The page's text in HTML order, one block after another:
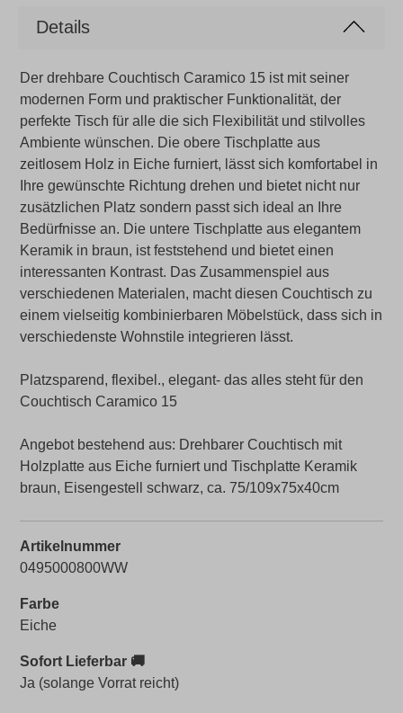
Details
Der drehbare Couchtisch Caramico 15 ist mit seiner
modernen Form und praktischer Funktionalität, der
perfekte Tisch für alle die sich Flexibilität und stilvolles
Ambiente wünschen. Die obere Tischplatte aus
zeitlosem Holz in Eiche furniert, lässt sich komfortabel in
Ihre gewünschte Richtung drehen und bietet nicht nur
zusätzlichen Platz sondern passt sich ideal an Ihre
Bedürfnisse an. Die untere Tischplatte aus elegantem
Keramik in braun, ist feststehend und bietet einen
interessanten Kontrast. Das Zusammenspiel aus
verschiedenen Materialen, macht diesen Couchtisch zu
einem vielseitig kombinierbaren Möbelstück, dass sich in
verschiedenste Wohnstile integrieren lässt.
Platzsparend, flexibel., elegant- das alles steht für den
Couchtisch Caramico 15
Angebot bestehend aus: Drehbarer Couchtisch mit
Holzplatte aus Eiche furniert und Tischplatte Keramik
braun, Eisengestell schwarz, ca. 75/109x75x40cm
Artikelnummer
0495000800WW
Farbe
Eiche
Sofort Lieferbar 🚚
Ja (solange Vorrat reicht)